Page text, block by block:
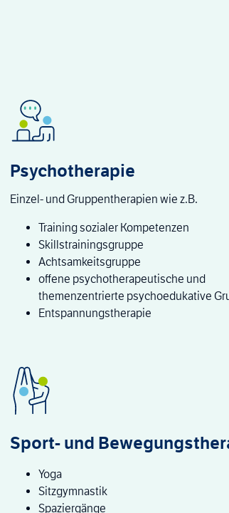
Psychotherapie
Einzel- und Gruppentherapien wie z.B.
Training sozialer Kompetenzen
Skillstrainingsgruppe
Achtsamkeitsgruppe
offene psychotherapeutische und
themenzentrierte psychoedukative
Entspannungstherapie
Sport- und
Yoga
Sitzgymnastik
Spaziergänge